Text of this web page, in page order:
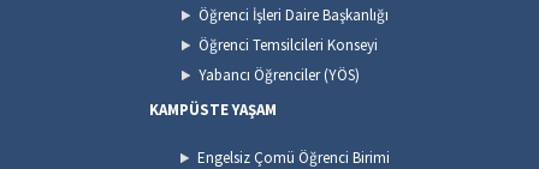
Öğrenci İşleri Daire Başkanlığı
Öğrenci Temsilcileri Konseyi
Yabancı Öğrenciler (YÖS)
KAMPÜSTE YAŞAM
Engelsiz Çomü Öğrenci Birimi